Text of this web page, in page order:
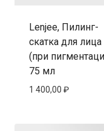
Lenjee, Пилинг-
скатка для лица
(при
75 мл
1 400,00 ₽